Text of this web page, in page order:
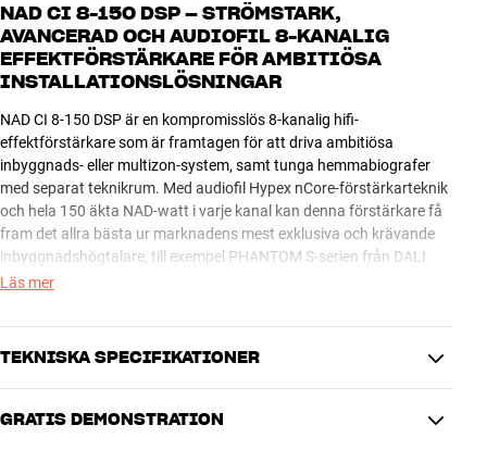
NAD CI 8-150 DSP – STRÖMSTARK,
AVANCERAD OCH AUDIOFIL 8-KANALIG
EFFEKTFÖRSTÄRKARE FÖR AMBITIÖSA
INSTALLATIONSLÖSNINGAR
NAD CI 8-150 DSP är en kompromisslös 8-kanalig hifi-
effektförstärkare som är framtagen för att driva ambitiösa
inbyggnads- eller multizon-system, samt tunga hemmabiografer
med separat teknikrum. Med audiofil Hypex nCore-förstärkarteknik
och hela 150 äkta NAD-watt i varje kanal kan denna förstärkare få
fram det allra bästa ur marknadens mest exklusiva och krävande
inbyggnadshögtalare, till exempel PHANTOM S-serien från DALI
och 8-serierna från Bowers & Wilkins.
De 8 ljudkanalerna i CI 8-150 DSP ger möjlighet att driva 4 par
stereohögtalare i strålande hifi-kvalitet. Men inte nog med det –
280 watt för dina huvudhögtalare i vardagsrummet och
Läs mer
TEKNISKA SPECIFIKATIONER
GRATIS DEMONSTRATION